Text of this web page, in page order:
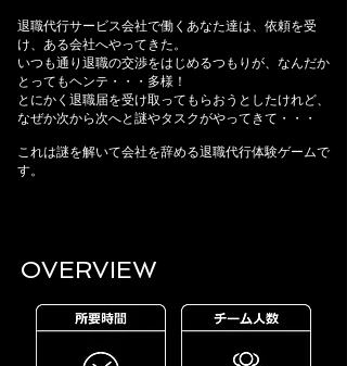
退職代行サービス会社で働くあなた達は、依頼を受
け、ある会社へやってきた。
いつも通り退職の交渉をはじめるつもりが、なんだか
とってもヘンテ・・・多様！
とにかく退職届を受け取ってもらおうとしたけれど、
なぜか次から次へと謎やタスクがやってきて・・・
これは謎を解いて会社を辞める退職代行体験ゲームで
す。
OVERVIEW​